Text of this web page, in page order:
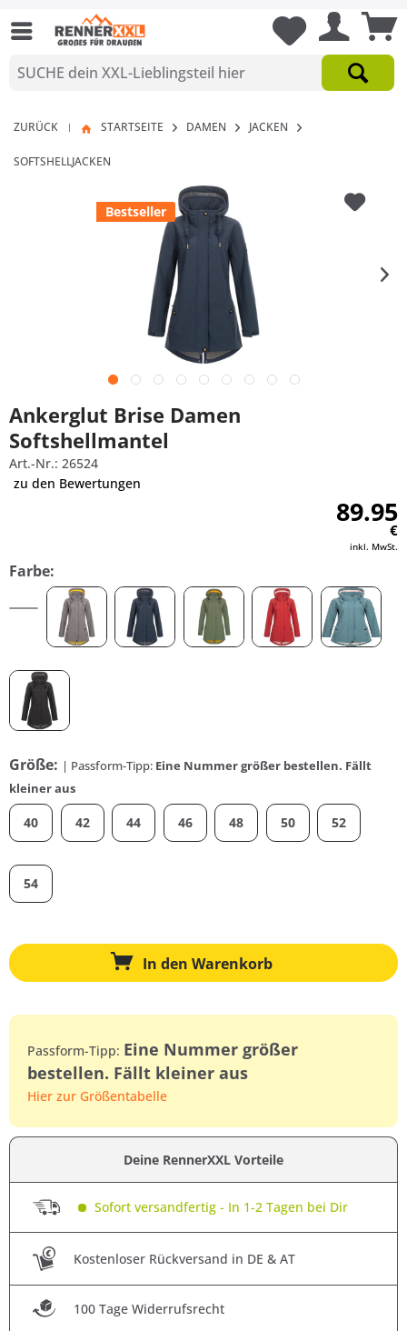
ZURÜCK | STARTSEITE DAMEN JACKEN
SOFTSHELLJACKEN
Bestseller
Ankerglut Brise Damen
Softshellmantel
Art.-Nr.: 26524
zu den Bewertungen
89.95
€
inkl. MwSt.
Farbe:
Größe: | Passform-Tipp: Eine Nummer größer bestellen. Fällt
kleiner aus
40 42 44 46 48 50 52
54
In den Warenkorb
Passform-Tipp: Eine Nummer größer
bestellen. Fällt kleiner aus
Hier zur Größentabelle
Deine RennerXXL Vorteile
Sofort versandfertig - In 1-2 Tagen bei Dir
Kostenloser Rückversand in DE & AT
100 Tage Widerrufsrecht